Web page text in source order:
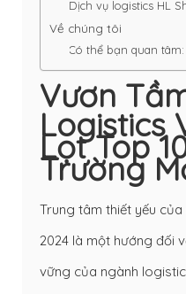
Dịch vụ logistics HL
Về chúng tôi
Có thể bạn quan tâm:
Vươn
Logistics
Lọt Top
Trường
Trung tâm thiết yếu
2024 là một hướng đối
vững của ngành